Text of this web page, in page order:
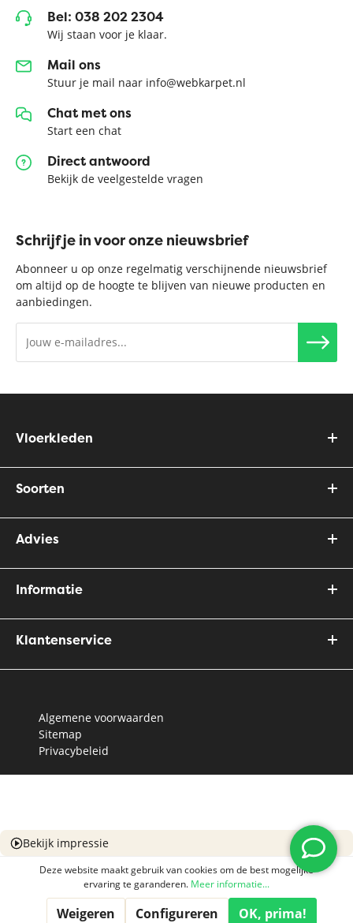
Bel: 038 202 2304
Wij staan voor je klaar.
Mail ons
Stuur je mail naar info@webkarpet.nl
Chat met ons
Start een chat
Direct antwoord
Bekijk de veelgestelde vragen
Schrijf je in voor onze nieuwsbrief
Abonneer u op onze regelmatig verschijnende nieuwsbrief
om altijd op de hoogte te blijven van nieuwe producten en
aanbiedingen.
Vloerkleden
Soorten
Advies
Informatie
Klantenservice
Algemene voorwaarden
Sitemap
Privacybeleid
Bekijk impressie
Deze website maakt gebruik van cookies om de best mogelijke
ervaring te garanderen. Meer informatie...
Weigeren Configureren OK, prima!